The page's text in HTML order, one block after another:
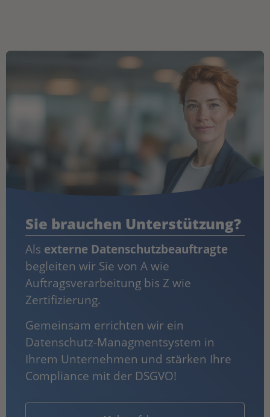
Sie brauchen Unterstützung?
Als externe Datenschutzbeauftragte
begleiten wir Sie von A wie
Auftragsverarbeitung bis Z wie
Zertifizierung.
Gemeinsam errichten wir ein
Datenschutz-Managmentsystem in
Ihrem Unternehmen und stärken Ihre
Compliance mit der DSGVO!